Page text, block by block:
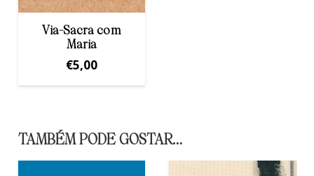
Via-Sacra com
Maria
€5,00
TAMBÉM PODE GOSTAR…